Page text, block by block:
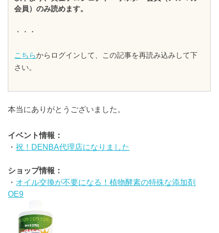
会員）のみ読めます。
・・・
こちらからログインして、この記事を再読み込みして下
さい。
本当にありがとうございました。
イベント情報：
・祝！DENBA代理店になりました
ショップ情報：
・ オイル交換が不要になる！植物酵素の特殊な添加剤
OE9